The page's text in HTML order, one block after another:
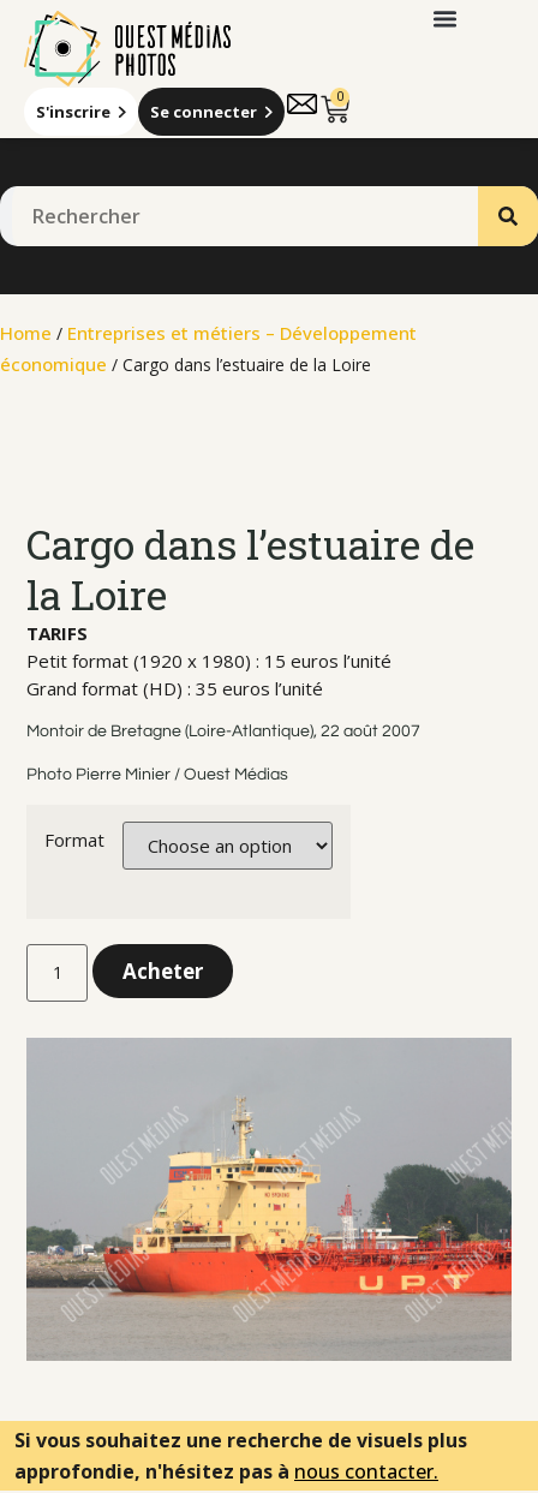
S'inscrire Se connecter
0
Home / Entreprises et métiers – Développement
économique / Cargo dans l’estuaire de la Loire
Cargo dans l’estuaire de
la Loire
TARIFS
Petit format (1920 x 1980) : 15 euros l’unité
Grand format (HD) : 35 euros l’unité
Montoir de Bretagne (Loire-Atlantique), 22 août 2007
Photo Pierre Minier / Ouest Médias
Format
Acheter
Si vous souhaitez une recherche de visuels plus
approfondie, n'hésitez pas à nous contacter.